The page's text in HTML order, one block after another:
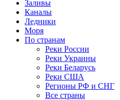
Заливы
Каналы
Ледники
Моря
По странам
Реки России
Реки Украины
Реки Беларусь
Реки США
Регионы РФ и СНГ
Все страны